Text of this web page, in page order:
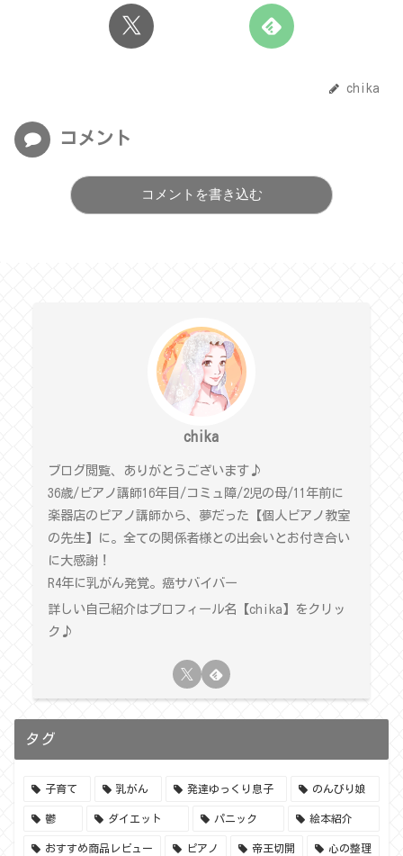
chika
コメント
コメントを書き込む
chika
ブログ閲覧、ありがとうございます♪
36歳/ピアノ講師16年目/コミュ障/2児の母/11年前に
楽器店のピアノ講師から、夢だった【個人ピアノ教室
の先生】に。全ての関係者様との出会いとお付き合い
に大感謝！
R4年に乳がん発覚。癌サバイバー
詳しい自己紹介はプロフィール名【chika】をクリッ
ク♪
タグ
子育て 乳がん 発達ゆっくり息子 のんびり娘
鬱 ダイエット パニック 絵本紹介
おすすめ商品レビュー ピアノ 帝王切開 心の整理